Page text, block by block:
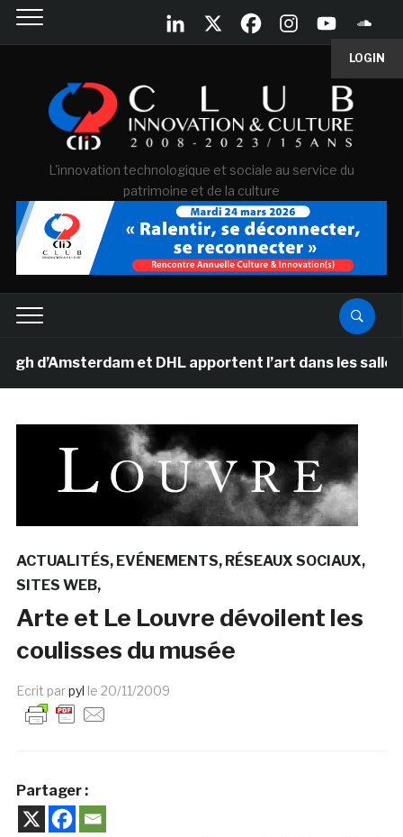
LOGIN
L'innovation technologique et sociale au service du
patrimoine et de la culture
et DHL apportent l’art dans les salles de
ACTUALITÉS EVÉNEMENTS RÉSEAUX SOCIAUX
SITES WEB
Arte et Le Louvre dévoilent les
coulisses du musée
Ecrit parpyl le 20/11/2009
Partager :